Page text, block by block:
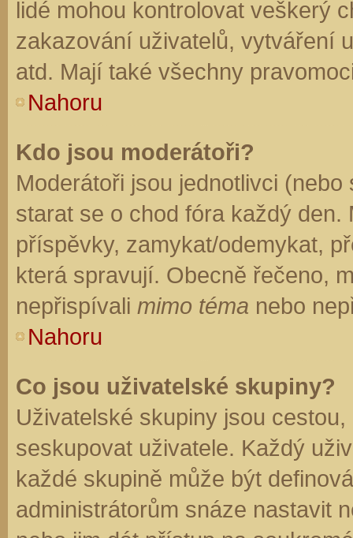
lidé mohou kontrolovat veškerý
zakazování uživatelů, vytváření
atd. Mají také všechny
Nahoru
Kdo jsou moderátoři?
Moderátoři jsou jednotlivci
starat se o chod fóra každý
příspěvky, zamykat/odemykat,
která spravují. Obecně řečeno,
nepřispívali mimo téma nebo
Nahoru
Co jsou uživatelské skupiny?
Uživatelské skupiny jsou
seskupovat uživatele. Každý
každé skupině může být
administrátorům snáze nastavit